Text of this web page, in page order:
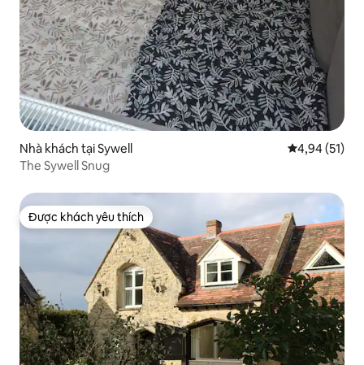
Nhà khách tại Sywell Xếp hạng
4,94 (51)
The Sywell Snug
Được khách yêu thích
Được khách yêu thích